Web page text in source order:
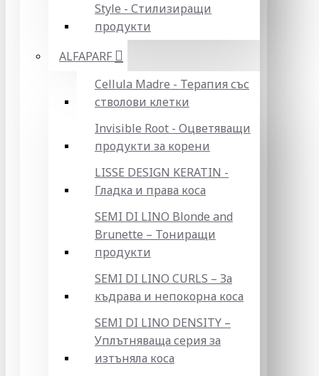
Style - Стилизиращи
продукти
ALFAPARF
Cellula Madre - Терапия със
стволови клетки
Invisible Root - Оцветяващи
продукти за корени
LISSE DESIGN KERATIN -
Гладка и права коса
SEMI DI LINO Blonde and
Brunette – Тониращи
продукти
SEMI DI LINO CURLS – За
къдрава и непокорна коса
SEMI DI LINO DENSITY –
Уплътняваща серия за
изтъняла коса